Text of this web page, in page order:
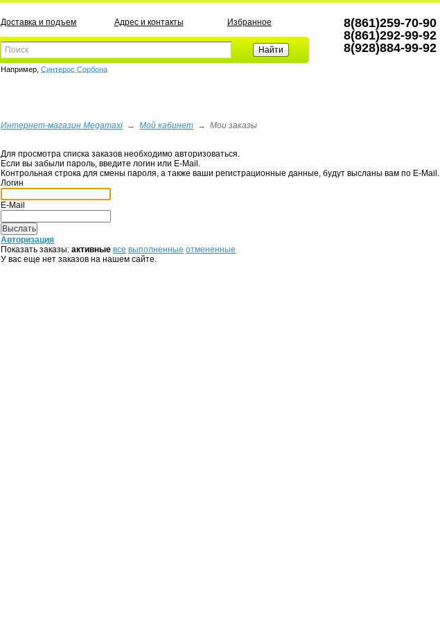
Доставка и подъем Адрес и контакты Избранное
Например,Синтерос Сорбона
8(861)259-70-90
8(861)292-99-92
8(928)884-99-92
Интернет-магазин Megamaxi →Мой кабинет →Мои заказы
Для просмотра списка заказов необходимо авторизоваться.
Если вы забыли пароль, введите логин или E-Mail.
Контрольная строка для смены пароля, а также ваши регистрационные данные, будут высланы вам по E-Mail.
Логин
E-Mail
Авторизация
Показать заказы: активные все выполненные отмененные
У вас еще нет заказов на нашем сайте.